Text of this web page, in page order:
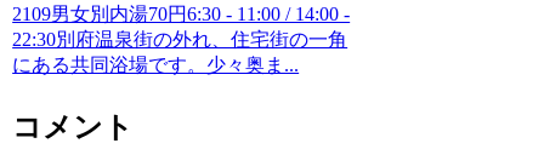
2109男女別内湯70円6:30 - 11:00 / 14:00 -
22:30別府温泉街の外れ、住宅街の一角
にある共同浴場です。少々奥ま...
コメント